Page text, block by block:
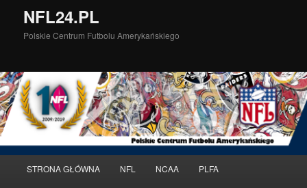
NFL24.PL
Polskie Centrum Futbolu Amerykańskiego
główne
Przeskocz
Przeskocz
STRONA GŁÓWNA NFL NCAA PLFA